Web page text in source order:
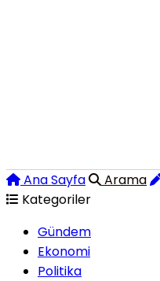
Ana Sayfa Arama
Kategoriler
Gündem
Ekonomi
Politika